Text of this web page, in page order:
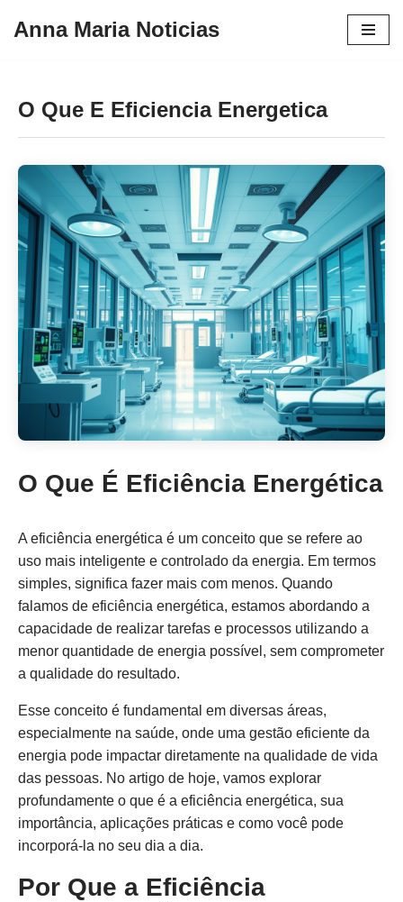
conteúdo
Anna Maria Noticias
O Que E Eficiencia Energetica
O Que É Eficiência Energética
A eficiência energética é um conceito que se refere ao
uso mais inteligente e controlado da energia. Em termos
simples, significa fazer mais com menos. Quando
falamos de eficiência energética, estamos abordando a
capacidade de realizar tarefas e processos utilizando a
menor quantidade de energia possível, sem comprometer
a qualidade do resultado.
Esse conceito é fundamental em diversas áreas,
especialmente na saúde, onde uma gestão eficiente da
energia pode impactar diretamente na qualidade de vida
das pessoas. No artigo de hoje, vamos explorar
profundamente o que é a eficiência energética, sua
importância, aplicações práticas e como você pode
incorporá-la no seu dia a dia.
Por Que a Eficiência